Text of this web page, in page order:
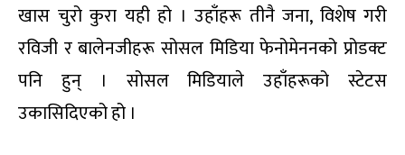
खास चुरो कुरा यही हो । उहाँहरू तीनै जना, विशेष गरी
रविजी र बालेनजीहरू सोसल मिडिया फेनोमेननको प्रोडक्ट
पनि हुन् । सोसल मिडियाले उहाँहरूको स्टेटस
उकासिदिएको हो ।